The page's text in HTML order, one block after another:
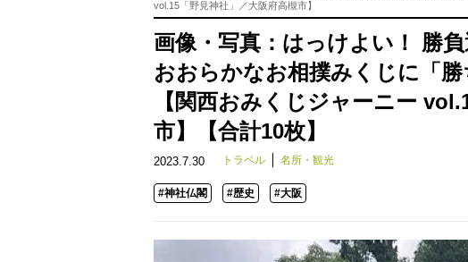
vol.15「野見神社」／大阪府高槻市】
画像・写真：はっけよい！ 勝
おおらかなお相撲みくじに「
【関西おみくじジャーニー
市】【合計10枚】
2023.7.30 トラベル 名所・観光
#神社仏閣 #歴史 #大阪